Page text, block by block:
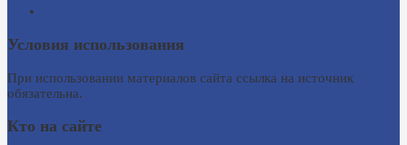
Условия использования
При использовании материалов сайта ссылка на источник
обязательна.
Кто на сайте